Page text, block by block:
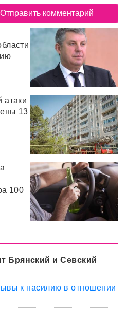
атаки
13
100
Брянский и Севский
к насилию в отношении